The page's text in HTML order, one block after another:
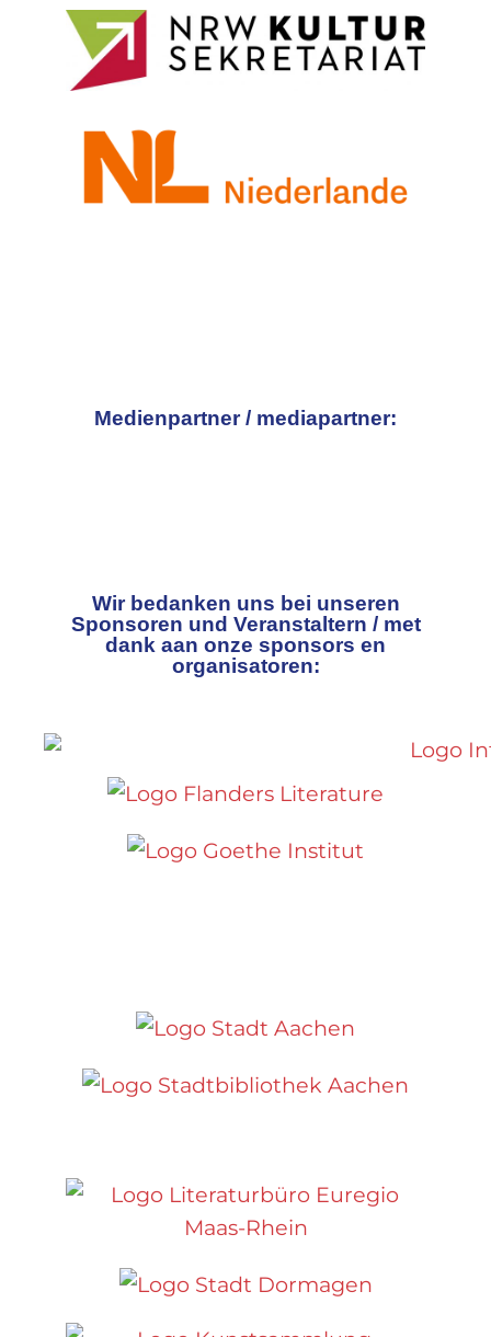
Medienpartner / mediapartner:
Wir bedanken uns bei unseren
Sponsoren und Veranstaltern / met
dank aan onze sponsors en
organisatoren: